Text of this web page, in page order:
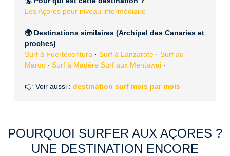
Les Açores pour niveau intermédiaire
🌍 Destinations similaires (Archipel des Canaries et
proches)
Surf à Fuerteventura · Surf à Lanzarote · Surf au
Maroc · Surf à Madère Surf aux Mentawai ·
👉 Voir aussi : destination surf mois par mois
POURQUOI SURFER AUX AÇORES ?
UNE DESTINATION ENCORE